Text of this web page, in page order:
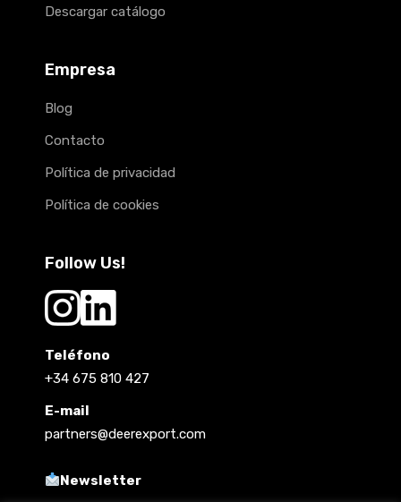
Descargar catálogo
Empresa
Blog
Contacto
Política de privacidad
Política de cookies
Follow Us!
Teléfono
+34 675 810 427
E-mail
partners@deerexport.com
Newsletter